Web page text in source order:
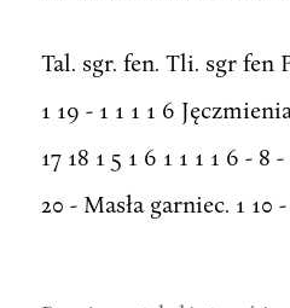
Tal. sgr. fen. Tli. sgr fen
1 19 - 1 1 1 1 6
17 18 1 5 1 6 1 1 1 1 6 - 8
20 - Masła garniec. 1 10